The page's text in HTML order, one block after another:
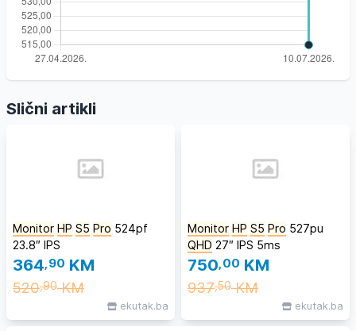
Slični artikli
Monitor HP S5 Pro 524pf
23.8″ IPS
364,90 KM
520,90KM
ekutak.ba
Monitor HP S5 Pro 527pu
QHD 27″ IPS 5ms
750,00 KM
937,50KM
ekutak.ba